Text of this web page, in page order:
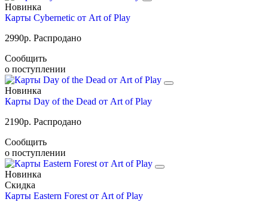
Новинка
Карты Cybernetic от Art of Play
2990р. Распродано
Сообщить
о поступлении
Новинка
Карты Day of the Dead от Art of Play
2190р. Распродано
Сообщить
о поступлении
Новинка
Скидка
Карты Eastern Forest от Art of Play